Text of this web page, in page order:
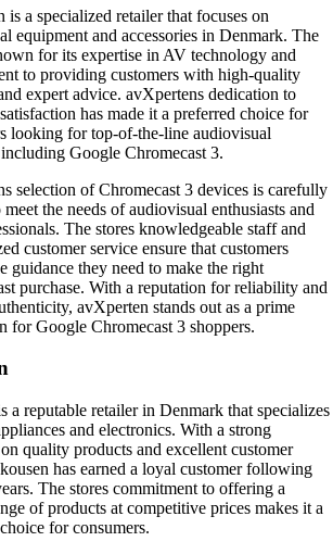
is a specialized retailer that focuses on
equipment and accessories in Denmark. The
for its expertise in AV technology and
to providing customers with high-quality
expert advice. avXpertens dedication to
has made it a preferred choice for
looking for top-of-the-line audiovisual
Google Chromecast 3.
selection of Chromecast 3 devices is carefully
meet the needs of audiovisual enthusiasts and
The stores knowledgeable staff and
customer service ensure that customers
guidance they need to make the right
purchase. With a reputation for reliability and
avXperten stands out as a prime
for Google Chromecast 3 shoppers.
a reputable retailer in Denmark that specializes
and electronics. With a strong
quality products and excellent customer
has earned a loyal customer following
The stores commitment to offering a
of products at competitive prices makes it a
for consumers.